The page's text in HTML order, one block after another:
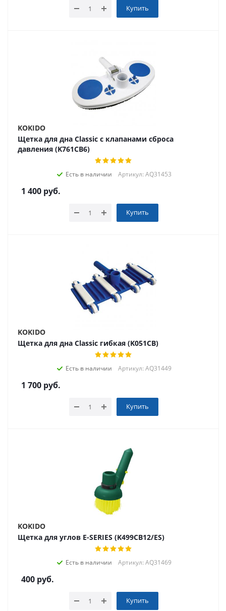
Купить
KOKIDO
Щетка для дна Classic с клапанами сброса
давления (K761CB6)
Есть в наличии Артикул: AQ31453
1 400 руб.
Купить
KOKIDO
Щетка для дна Classic гибкая (K051CB)
Есть в наличии Артикул: AQ31449
1 700 руб.
Купить
KOKIDO
Щетка для углов E-SERIES (K499CB12/ES)
Есть в наличии Артикул: AQ31469
400 руб.
Купить